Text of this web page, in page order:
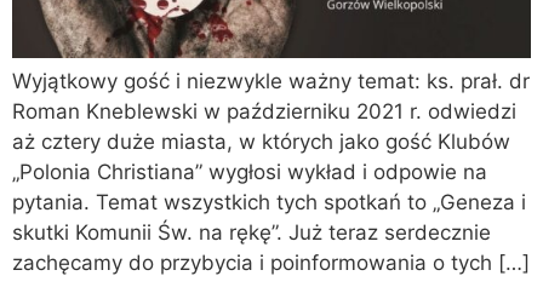
Wyjątkowy gość i niezwykle ważny temat: ks. prał. dr
Roman Kneblewski w październiku 2021 r. odwiedzi
aż cztery duże miasta, w których jako gość Klubów
„Polonia Christiana” wygłosi wykład i odpowie na
pytania. Temat wszystkich tych spotkań to „Geneza i
skutki Komunii Św. na rękę”. Już teraz serdecznie
zachęcamy do przybycia i poinformowania o tych […]